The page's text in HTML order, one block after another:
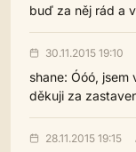
buď za něj rád a
30.11.2015 19:10
shane: Óóó, jsem
děkuji za
28.11.2015 19:15